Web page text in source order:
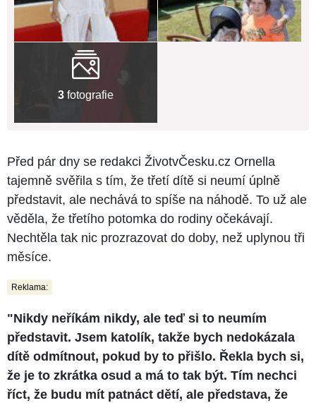
3 fotografie
Před pár dny se redakci ŽivotvČesku.cz Ornella
tajemně svěřila s tím, že třetí dítě si neumí úplně
představit, ale nechává to spíše na náhodě. To už ale
věděla, že třetího potomka do rodiny očekávají.
Nechtěla tak nic prozrazovat do doby, než uplynou tři
měsíce.
Reklama:
"Nikdy neříkám nikdy, ale teď si to neumím
představit. Jsem katolík, takže bych nedokázala
dítě odmítnout, pokud by to přišlo. Řekla bych si,
že je to zkrátka osud a má to tak být. Tím nechci
říct, že budu mít patnáct dětí, ale představa, že